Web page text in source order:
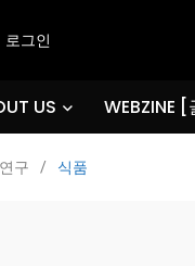
로그인
US WEBZINE
구 / 식품